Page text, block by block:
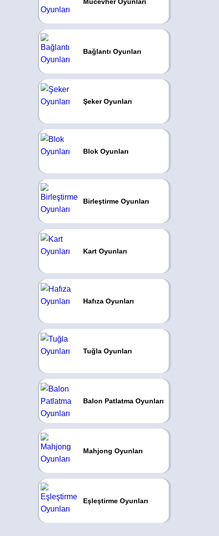
Bağlantı Oyunları
Şeker Oyunları
Blok Oyunları
Birleştirme Oyunları
Kart Oyunları
Hafıza Oyunları
Tuğla Oyunları
Balon Patlatma Oyunları
Mahjong Oyunları
Eşleştirme Oyunları